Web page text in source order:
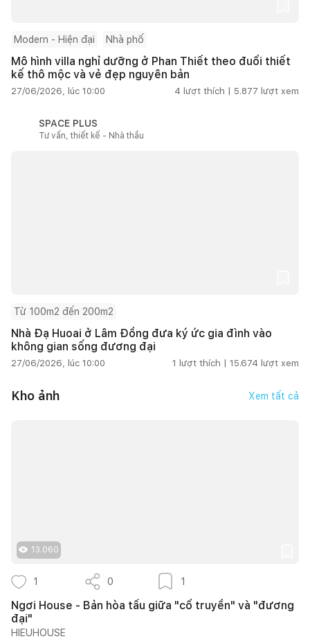
Modern - Hiện đại Nhà phố
Mô hình villa nghỉ dưỡng ở Phan Thiết theo đuổi thiết
kế thô mộc và vẻ đẹp nguyên bản
27/06/2026, lúc 10:00 4 lượt thích | 5.877 lượt xem
SPACE PLUS
Tư vấn, thiết kế - Nhà thầu
Từ 100m2 đến 200m2
Nhà Đạ Huoai ở Lâm Đồng đưa ký ức gia đình vào
không gian sống đương đại
27/06/2026, lúc 10:00 1 lượt thích | 15.674 lượt xem
Kho ảnh Xem tất cả
13.060
1 0 1
Ngơi House - Bản hòa tấu giữa "cổ truyền" và "đương
đại"
HIEUHOUSE